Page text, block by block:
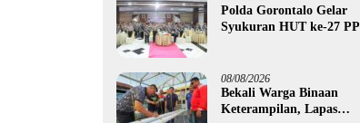
Polda Gorontalo Gelar
Syukuran HUT ke-27 PP
08/08/2026
Bekali Warga Binaan
Keterampilan, Lapas